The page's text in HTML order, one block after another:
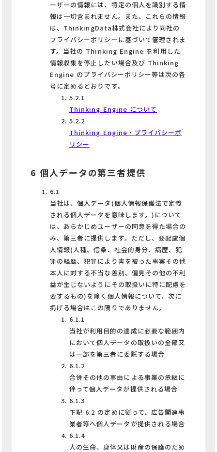
ーザーの情報には、特定の個人を識別する情
報は一切含まれません。また、これらの情報
は、ThinkingData株式会社により同社の
プライバシーポリシーに基づいて管理されま
す。当社の Thinking Engine を利用した
情報収集を停止したい場合及び Thinking
Engine のプライバシーポリシー等は次の各
号に定めるとおりです。
5.2.1
Thinking Engine について
5.2.2
Thinking Engine・プライバシーポ
リシー
6 個人データの第三者提供
6.1
当社は、個人データ(個人情報保護法で定義
される個人データを意味します。)について
は、あらかじめユーザーの同意を得た場合の
み、第三者に提供します。ただし、要配慮個
人情報(人種、信条、社会的身分、病歴、犯
罪の経歴、犯罪により害を被った事実その他
本人に対する不当な差別、偏見その他の不利
益が生じないようにその取扱いに特に配慮を
要するもの)を除く個人情報について、次に
掲げる場合はこの限りでありません。
6.1.1
当社が利用目的の達成に必要な範囲内
において個人データの取扱いの全部又
は一部を第三者に委託する場合
6.1.2
合併その他の事由による事業の承継に
伴って個人データが提供される場合
6.1.3
下記 6.2 の定めに従って、広告関連事
業者等へ個人データが提供される場合
6.1.4
人の生命、身体又は財産の保護のため